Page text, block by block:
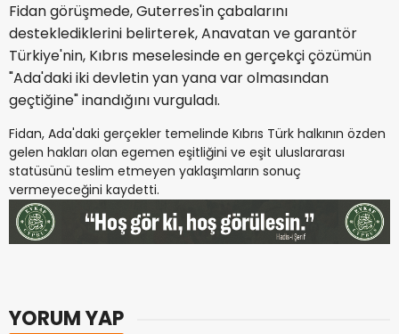
Fidan görüşmede, Guterres'in çabalarını
desteklediklerini belirterek, Anavatan ve garantör
Türkiye'nin, Kıbrıs meselesinde en gerçekçi çözümün
"Ada'daki iki devletin yan yana var olmasından
geçtiğine" inandığını vurguladı.
Fidan, Ada'daki gerçekler temelinde Kıbrıs Türk halkının özden
gelen hakları olan egemen eşitliğini ve eşit uluslararası
statüsünü teslim etmeyen yaklaşımların sonuç
vermeyeceğini kaydetti.
YORUM YAP